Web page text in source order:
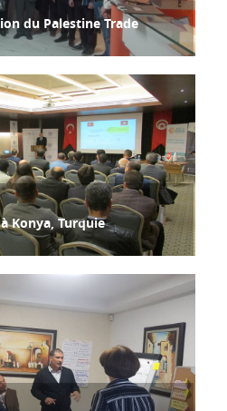
du Palestine Trade
Palestine Trade Center (
Jeguirim Essaidi, Pr
Konya, Turquie
de Turquie en Tunisi